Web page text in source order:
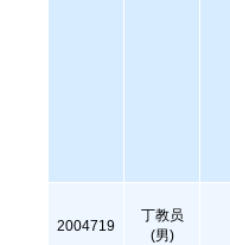
2004719
丁教员
(男)